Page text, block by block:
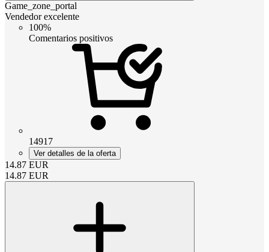
Game_zone_portal
Vendedor excelente
100%
Comentarios positivos
14917
Ver detalles de la oferta
14.87 EUR
14.87 EUR